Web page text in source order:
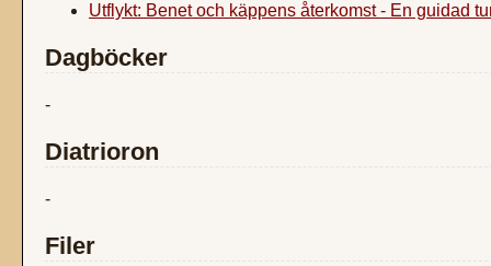
Utflykt: Benet och käppens återkomst - En guidad
Dagböcker
-
Diatrioron
-
Filer